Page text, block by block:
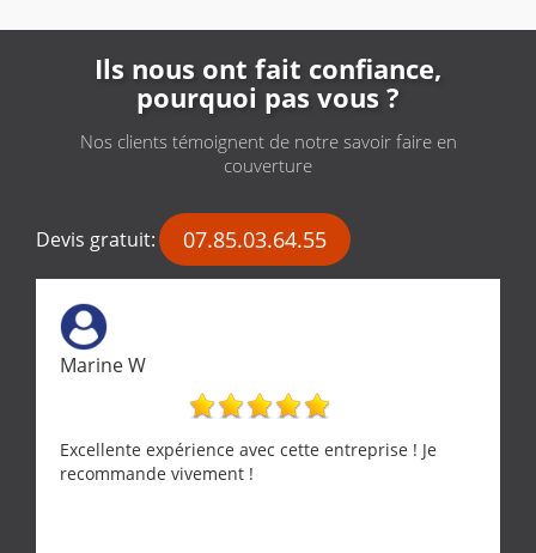
Ils nous ont fait confiance,
pourquoi pas vous ?
Nos clients témoignent de notre savoir faire en
couverture
Devis gratuit: 07.85.03.64.55
Marine W
Excellente expérience avec cette entreprise ! Je
recommande vivement !